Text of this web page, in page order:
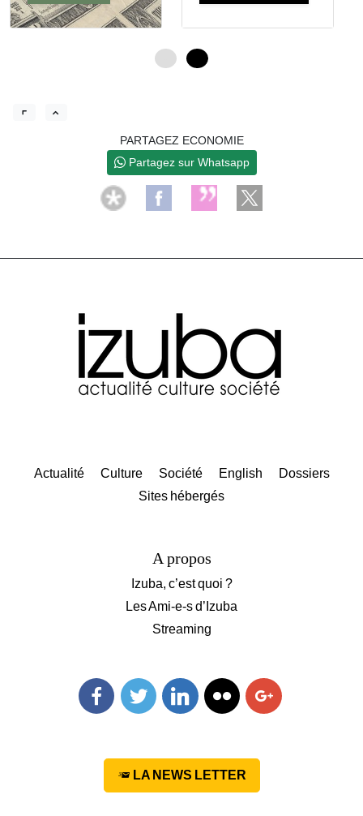
PARTAGEZ ECONOMIE
Partagez sur Whatsapp
Actualité Culture Société English
Dossiers
Sites hébergés
A propos
Izuba, c’est quoi ?
Les Ami-e-s d’Izuba
Streaming
LA NEWS LETTER